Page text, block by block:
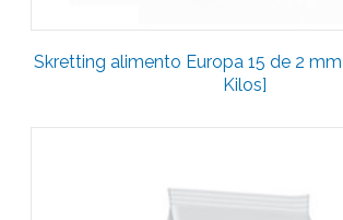
Skretting alimento Europa 15 de 2
Kilos]